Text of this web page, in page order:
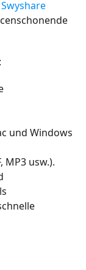
Swyshare
:
und Windows
MP3 usw.).